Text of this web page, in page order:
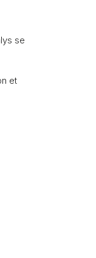
se
et